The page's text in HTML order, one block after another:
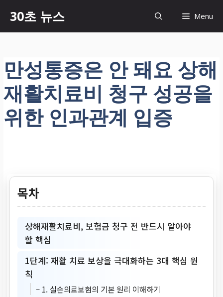
츠
너
뛰
기
30초 뉴스 Menu
만성통증은 안 돼요 상해
재활치료비 청구 성공을
위한 인과관계 입증
목차
상해재활치료비, 보험금 청구 전 반드시 알아야
할 핵심
1단계: 재활 치료 보상을 극대화하는 3대 핵심 원
칙
– 1. 실손의료보험의 기본 원리 이해하기